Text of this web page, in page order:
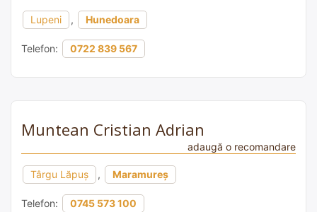
Lupeni , Hunedoara
Telefon: 0722 839 567
Muntean Cristian Adrian
adaugă o recomandare
Târgu Lăpuș , Maramureș
Telefon: 0745 573 100